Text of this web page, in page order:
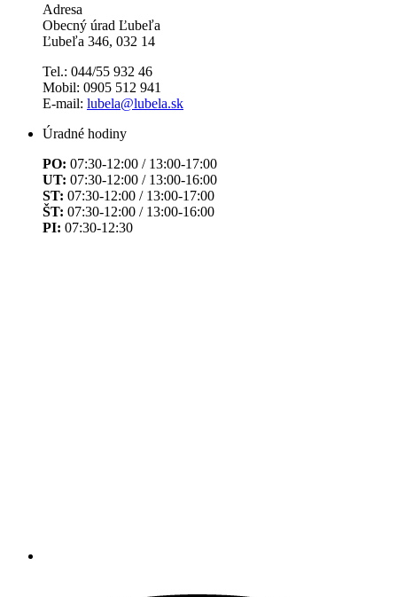
Adresa
Obecný úrad Ľubeľa
Ľubeľa 346, 032 14
Tel.: 044/55 932 46
Mobil: 0905 512 941
E-mail: lubela@lubela.sk
Úradné hodiny
PO: 07:30-12:00 / 13:00-17:00
UT: 07:30-12:00 / 13:00-16:00
ST: 07:30-12:00 / 13:00-17:00
ŠT: 07:30-12:00 / 13:00-16:00
PI: 07:30-12:30